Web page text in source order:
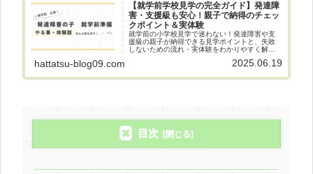
【就学前学校見学の完全ガイド】発達障
害・支援級も安心！親子で納得のチェッ
クポイント＆実体験
就学前の小学校見学で迷わない！発達障害や支
援級の親子が納得できる見学ポイントと、失敗
しないための流れ・実体験をわかりやすく解説
hattatsu-blog09.com 2025.06.19
目次